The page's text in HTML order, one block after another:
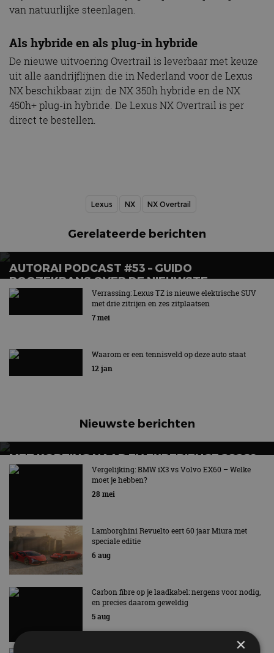
van natuurlijke steenlagen.
Als hybride en als plug-in hybride
De nieuwe uitvoering Overtrail is leverbaar met keuze
uit alle aandrijflijnen die in Nederland voor de Lexus
NX beschikbaar zijn: de NX 350h hybride en de NX
450h+ plug-in hybride. De Lexus NX Overtrail is per
direct te bestellen.
Lexus NX NX Overtrail
Gerelateerde berichten
AUTORAI PODCAST #53 – GUIDO
ROOZEKRANS OVER DE NIEUWSTE
ELEKTRISCHE MODELLEN VAN TOYOTA EN
Verrassing: Lexus TZ is nieuwe elektrische SUV
met drie zitrijen en zes zitplaatsen
7 mei
Waarom er een tennisveld op deze auto staat
12 jan
Nieuwste berichten
MET KORTING NAAR EV EXPERIENCE 2026?
AUTORAI REGELT HET!
EV Experience 2026 van 24 tot 26 september
Vergelijking: BMW iX3 vs Volvo EX60 – Welke
moet je hebben?
28 mei
Lamborghini Revuelto eert 60 jaar Miura met
speciale editie
6 aug
Carbon fibre op je laadkabel: nergens voor nodig,
en precies daarom geweldig
5 aug
×